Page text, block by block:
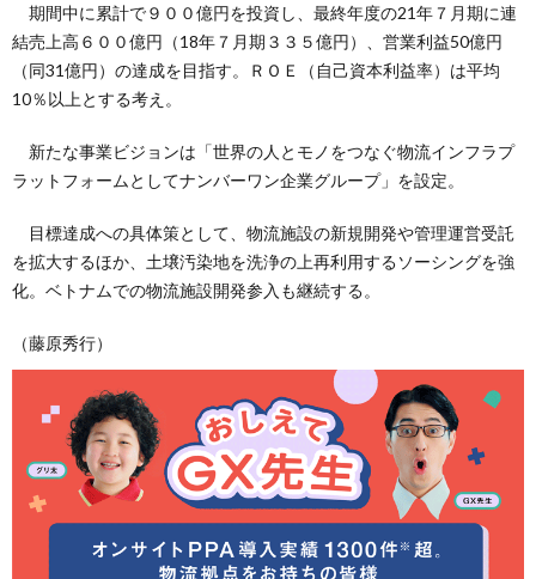
期間中に累計で９００億円を投資し、最終年度の21年７月期に連
結売上高６００億円（18年７月期３３５億円）、営業利益50億円
（同31億円）の達成を目指す。ＲＯＥ（自己資本利益率）は平均
10％以上とする考え。
新たな事業ビジョンは「世界の人とモノをつなぐ物流インフラプ
ラットフォームとしてナンバーワン企業グループ」を設定。
目標達成への具体策として、物流施設の新規開発や管理運営受託
を拡大するほか、土壌汚染地を洗浄の上再利用するソーシングを強
化。ベトナムでの物流施設開発参入も継続する。
（藤原秀行）